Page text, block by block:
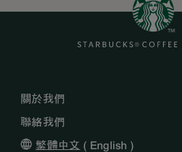
關於我們
聯絡我們
繁體中文 ( English )